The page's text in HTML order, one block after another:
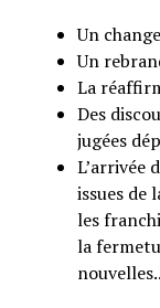
Un
Un
La
Des
jugées
L’arrivée
issues de
les
la
nouvelles..